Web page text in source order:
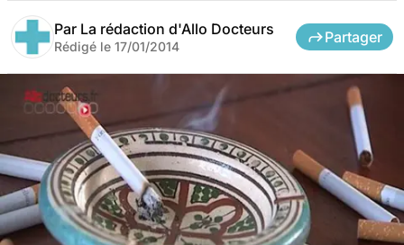
Par La rédaction d'Allo Docteurs
Rédigé le 17/01/2014
Partager